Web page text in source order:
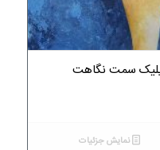
سمت نگاهت
نمایش جزئیات